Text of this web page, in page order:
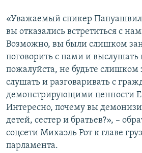
«Уважаемый спикер
вы отказались встретиться с
Возможно, вы были слишком
поговорить с нами и выслушать
пожалуйста, не будьте слишком
слушать и разговаривать с
демонстрирующими ценности
Интересно, почему вы
детей, сестер и братьев?», –
соцсети Михаэль Рот к главе
парламента.